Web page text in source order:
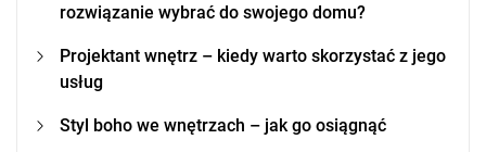
rozwiązanie wybrać do swojego domu?
Projektant wnętrz – kiedy warto skorzystać z jego
usług
Styl boho we wnętrzach – jak go osiągnąć